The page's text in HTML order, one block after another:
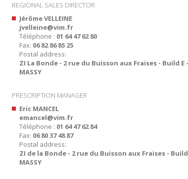
REGIONAL SALES DIRECTOR
Jérôme VELLEINE
jvelleine@vim.fr
Téléphone : 01 64 47 62 80
Fax: 06 82 86 85 25
Postal address:
ZI La Bonde - 2 rue du Buisson aux Fraises - Build E -
MASSY
PRESCRIPTION MANAGER
Eric MANCEL
emancel@vim.fr
Téléphone : 01 64 47 62 84
Fax: 06 80 37 48 87
Postal address:
ZI de la Bonde - 2 rue du Buisson aux Fraises - Build
MASSY